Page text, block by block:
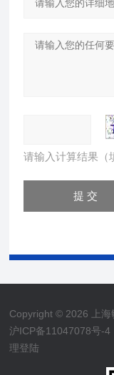
请输入计算结果（
Copyright © 2026 上
沪ICP备11047078号-4
理登陆